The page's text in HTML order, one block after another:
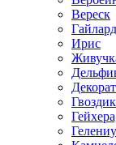
Вереск
Ирис